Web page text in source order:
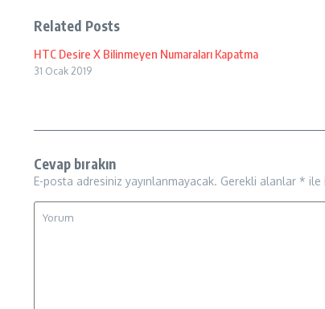
Related Posts
HTC Desire X Bilinmeyen Numaraları Kapatma
31 Ocak 2019
Cevap bırakın
E-posta adresiniz yayınlanmayacak. Gerekli alanlar * ile